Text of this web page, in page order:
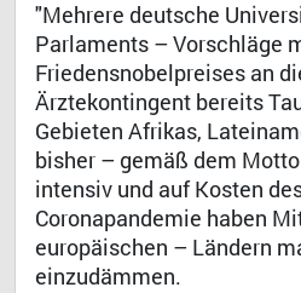
"Mehrere deutsche
Parlaments – Vorschläge
Friedensnobelpreises an
Ärztekontingent bereits
Gebieten Afrikas,
bisher – gemäß dem
intensiv und auf Kosten
Coronapandemie haben
europäischen – Ländern
einzudämmen.